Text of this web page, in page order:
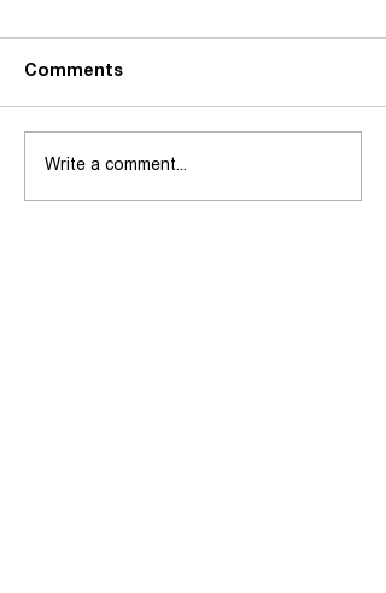
شاندی یەکێتی مامۆستایانی
کوردستان کۆمەڵێک کار و
Comments
Write a comment...